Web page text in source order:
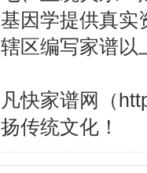
基因学提供真实
辖区编写家谱以
凡快家谱网（
扬传统文化！